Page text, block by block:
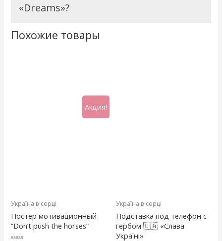
«Dreams»?
Похожие товары
Акция!
Україна в серці
Постер мотивационный
“Don’t push the horses”
Україна в серці
Подставка под телефон с
гербом 🇺🇦 «Слава
Україні»